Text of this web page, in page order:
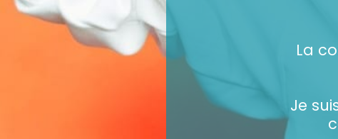
La
Je